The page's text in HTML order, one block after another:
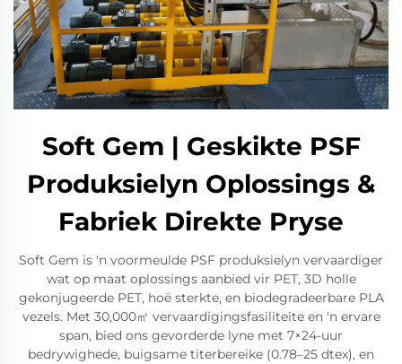
Soft Gem | Geskikte PSF
Produksielyn Oplossings &
Fabriek Direkte Pryse
Soft Gem is 'n voormeulde PSF produksielyn vervaardiger
wat op maat oplossings aanbied vir PET, 3D holle
gekonjugeerde PET, hoë sterkte, en biodegradeerbare PLA
vezels. Met 30,000㎡ vervaardigingsfasiliteite en 'n ervare
span, bied ons gevorderde lyne met 7×24-uur
bedrywighede, buigsame titerbereike (0.78–25 dtex), en